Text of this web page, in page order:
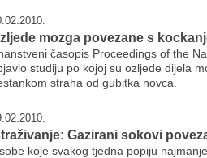
mozga povezane s
časopis Proceedings of the
studiju po kojoj su ozljede dijela
straha od gubitka novca.
Gazirani sokovi
koje svakog tjedna popiju